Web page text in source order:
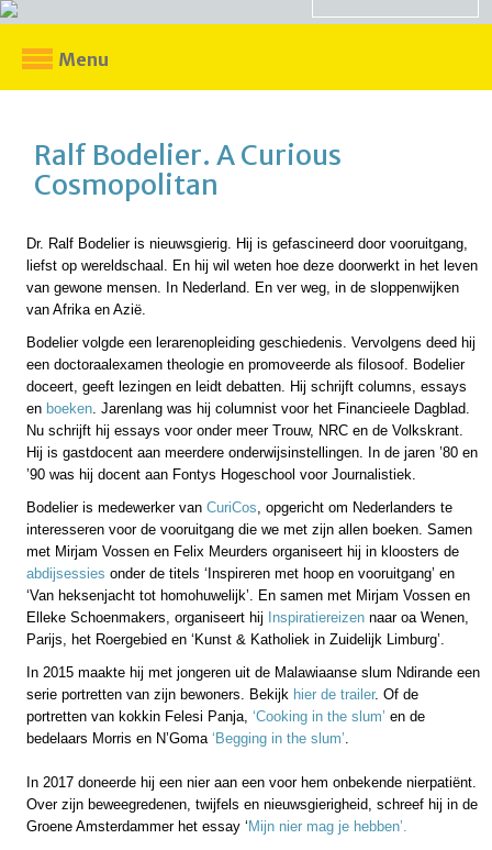
Menu
Ralf Bodelier. A Curious
Cosmopolitan
Dr. Ralf Bodelier is nieuwsgierig. Hij is gefascineerd door vooruitgang,
liefst op wereldschaal. En hij wil weten hoe deze doorwerkt in het leven
van gewone mensen. In Nederland. En ver weg, in de sloppenwijken
van Afrika en Azië.
Bodelier volgde een lerarenopleiding geschiedenis. Vervolgens deed hij
een doctoraalexamen theologie en promoveerde als filosoof. Bodelier
doceert, geeft lezingen en leidt debatten. Hij schrijft columns, essays
en boeken. Jarenlang was hij columnist voor het Financieele Dagblad.
Nu schrijft hij essays voor onder meer Trouw, NRC en de Volkskrant.
Hij is gastdocent aan meerdere onderwijsinstellingen. In de jaren ’80 en
’90 was hij docent aan Fontys Hogeschool voor Journalistiek.
Bodelier is medewerker van CuriCos, opgericht om Nederlanders te
interesseren voor de vooruitgang die we met zijn allen boeken. Samen
met Mirjam Vossen en Felix Meurders organiseert hij in kloosters de
abdijsessies onder de titels ‘Inspireren met hoop en vooruitgang’ en
‘Van heksenjacht tot homohuwelijk’. En samen met Mirjam Vossen en
Elleke Schoenmakers, organiseert hij
Inspiratiereizen naar oa Wenen,
Parijs, het Roergebied en ‘Kunst & Katholiek in Zuidelijk Limburg’.
In 2015 maakte hij met jongeren uit de Malawiaanse slum Ndirande een
serie portretten van zijn bewoners. Bekijk hier de trailer. Of de
portretten van kokkin Felesi Panja, ‘Cooking in the slum’ en de
bedelaars Morris en N’Goma ‘Begging in the slum’.
In 2017 doneerde hij een nier aan een voor hem onbekende nierpatiënt.
Over zijn beweegredenen, twijfels en nieuwsgierigheid, schreef hij in de
Groene Amsterdammer het essay ‘ Mijn nier mag je hebben’.